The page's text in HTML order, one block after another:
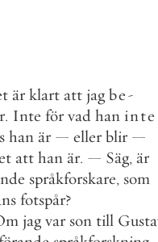
är klart att jag be-
. Inte för vad han inte
han är — eller blir —
att han är. — Säg, är
språkforskare, som
fotspår?
jag var son till